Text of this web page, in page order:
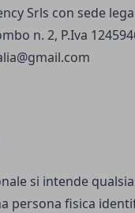
Srls con sede
n. 2, P.Iva
si intende
persona fisica